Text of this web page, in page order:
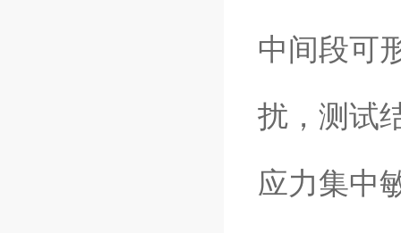
中间段可
扰，测试
应力集中